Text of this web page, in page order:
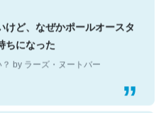
ど、なぜかポールオースタ
ちになった
by ラーズ・ヌートバー